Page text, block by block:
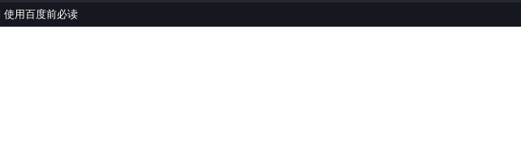
使用百度前必读